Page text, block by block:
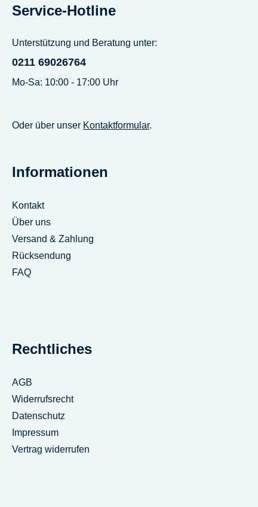
Service-Hotline
Unterstützung und Beratung unter:
0211 69026764
Mo-Sa: 10:00 - 17:00 Uhr
Oder über unser Kontaktformular.
Informationen
Kontakt
Über uns
Versand & Zahlung
Rücksendung
FAQ
Rechtliches
AGB
Widerrufsrecht
Datenschutz
Impressum
Vertrag widerrufen